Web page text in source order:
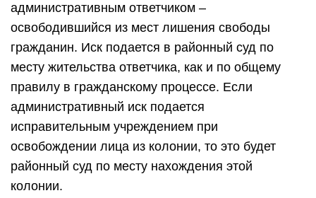
административным ответчиком –
освободившийся из мест лишения свободы
гражданин. Иск подается в районный суд по
месту жительства ответчика, как и по общему
правилу в гражданскому процессе. Если
административный иск подается
исправительным учреждением при
освобождении лица из колонии, то это будет
районный суд по месту нахождения этой
колонии.